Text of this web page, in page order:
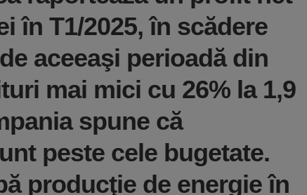
în T1/2025, în scădere
aceeaşi perioadă din
mai mici cu 26% la 1,9
spune că
peste cele bugetate.
producţie de energie în